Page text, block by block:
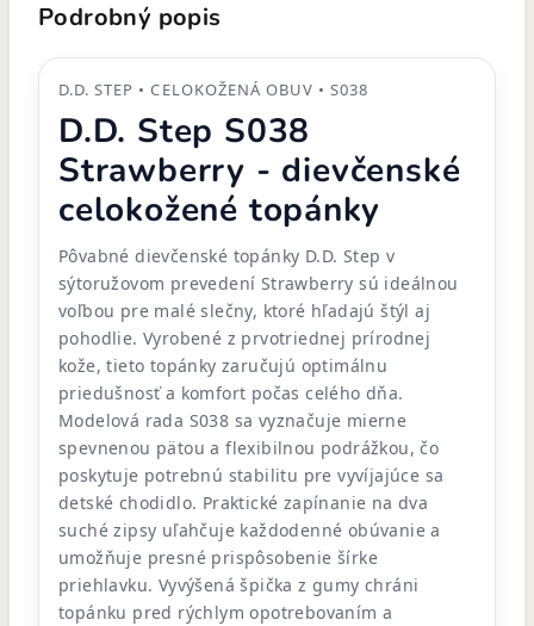
Podrobný popis
D.D. STEP • CELOKOŽENÁ OBUV • S038
D.D. Step S038
Strawberry - dievčenské
celokožené topánky
Pôvabné dievčenské topánky D.D. Step v
sýtoružovom prevedení Strawberry sú ideálnou
voľbou pre malé slečny, ktoré hľadajú štýl aj
pohodlie. Vyrobené z prvotriednej prírodnej
kože, tieto topánky zaručujú optimálnu
priedušnosť a komfort počas celého dňa.
Modelová rada S038 sa vyznačuje mierne
spevnenou pätou a flexibilnou podrážkou, čo
poskytuje potrebnú stabilitu pre vyvíjajúce sa
detské chodidlo. Praktické zapínanie na dva
suché zipsy uľahčuje každodenné obúvanie a
umožňuje presné prispôsobenie šírke
priehlavku. Vyvýšená špička z gumy chráni
topánku pred rýchlym opotrebovaním a